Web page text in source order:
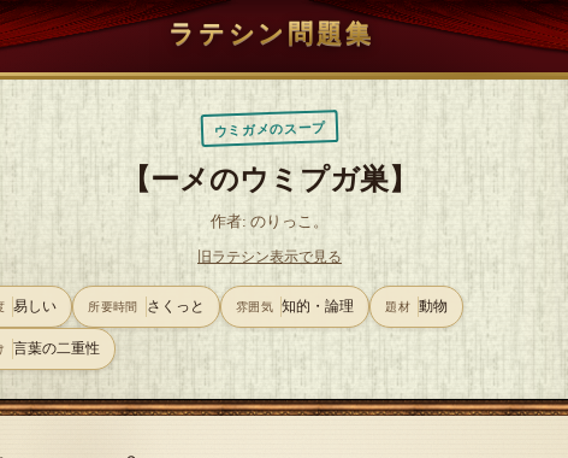
ラテシン問題集
ウミガメのスープ
【ーメのウミプガ巣】
作者: のりっこ。
旧ラテシン表示で見る
易しい 所要時間 さくっと 雰囲気 知的・論理 題材 動物
言葉の二重性